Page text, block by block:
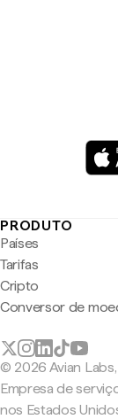
PRODUTO
Países
Tarifas
Cripto
Conversor de
© 2026 Avian
Empresa de
nos Estados